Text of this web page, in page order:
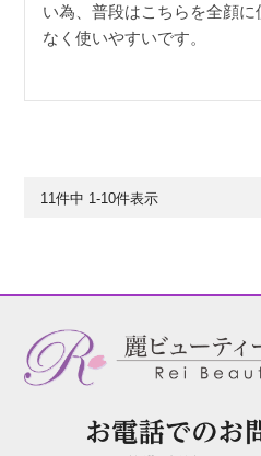
い為、普段はこちらを全顔
なく使いやすいです。
11件中 1-10件表示